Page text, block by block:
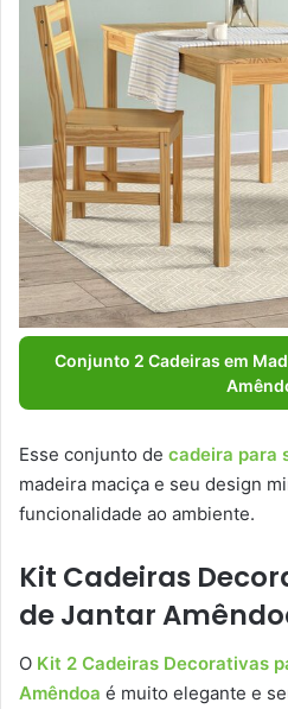
Conjunto 2 Cadeiras em
Esse conjunto de cadeira para
madeira maciça e seu design
funcionalidade ao ambiente.
Kit Cadeiras
de Jantar
O Kit 2 Cadeiras Decorativas
Amêndoa é muito elegante e